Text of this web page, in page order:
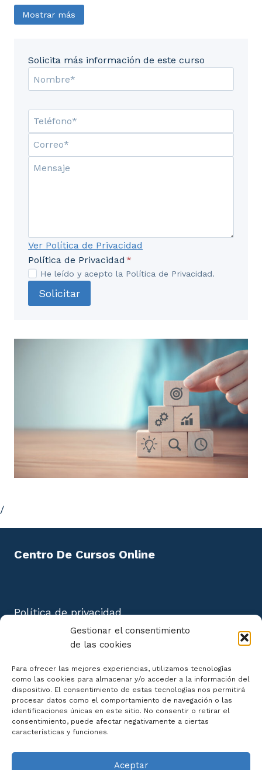
Gestionar el consentimiento
de las cookies
Para ofrecer las mejores experiencias, utilizamos tecnologías
como las cookies para almacenar y/o acceder a la información del
dispositivo. El consentimiento de estas tecnologías nos permitirá
procesar datos como el comportamiento de navegación o las
identificaciones únicas en este sitio. No consentir o retirar el
consentimiento, puede afectar negativamente a ciertas
características y funciones.
Aceptar
Mostrar más
Solicita más información de este curso
Ver Política de Privacidad
Política de Privacidad *
He leído y acepto la Política de Privacidad.
Solicitar
/
Centro De Cursos Online
Política de privacidad
Aviso Legal
Política de cookies
Declaración de Accesibilidad